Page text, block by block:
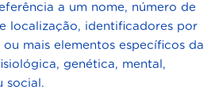
a um nome, número de
localização, identificadores por
mais elementos específicos da
genética, mental,
social.